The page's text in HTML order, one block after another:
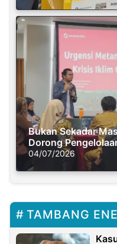
Bukan Sekadar
Dorong
Solusi Krisis Iklim
04/07/2026
TAMBANG